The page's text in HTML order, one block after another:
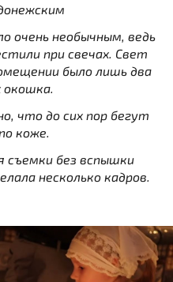
очень необычным, ведь
при свечах. Свет
было лишь два
окошка.
что до сих пор бегут
коже.
съемки без вспышки
несколько кадров.